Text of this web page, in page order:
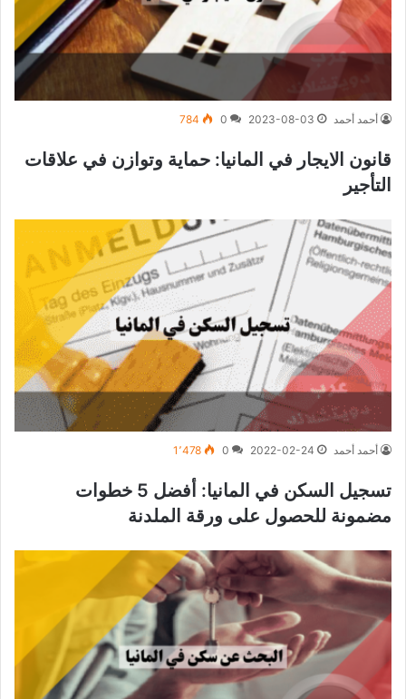
أحمد أحمد 2023-08-03
0
784
قانون الايجار في المانيا: حماية وتوازن في علاقات
التأجير
أحمد أحمد 2022-02-24
0 1٬478
تسجيل السكن في المانيا: أفضل 5 خطوات
مضمونة للحصول على ورقة الملدنة